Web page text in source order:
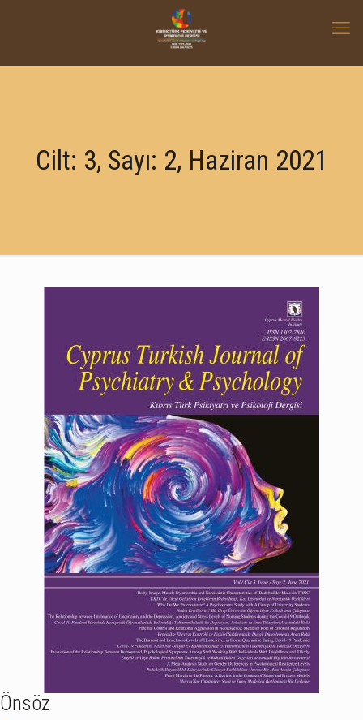
Cilt: 3, Sayı: 2, Haziran 2021
Önsöz